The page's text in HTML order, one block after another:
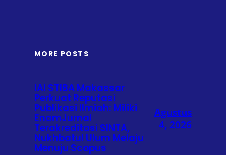
MORE POSTS
IAI STIBA Makassar
Perkuat Reputasi
Publikasi Ilmiah: Miliki
EnamJurnal
Terakreditasi SINTA,
Nukhbatul Ulum Melaju
Menuju Scopus
Agustus
4, 2026